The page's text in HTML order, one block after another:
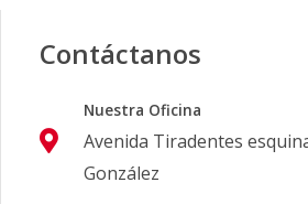
Contáctanos
Nuestra Oficina
Avenida Tiradentes
González